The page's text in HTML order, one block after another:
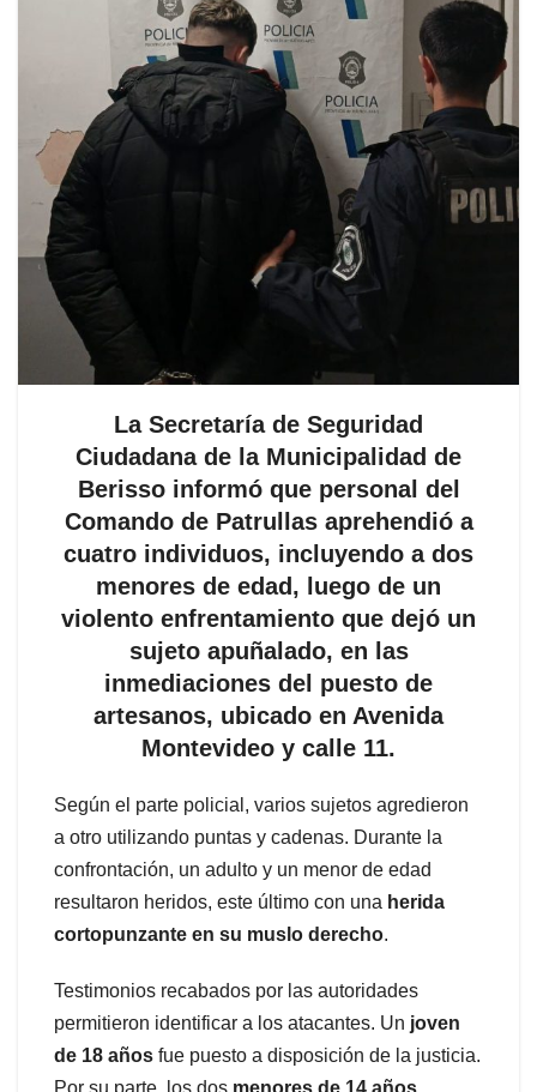
La Secretaría de Seguridad
Ciudadana de la Municipalidad de
Berisso informó que personal del
Comando de Patrullas aprehendió a
cuatro individuos, incluyendo a dos
menores de edad, luego de un
violento enfrentamiento que dejó un
sujeto apuñalado, en las
inmediaciones del puesto de
artesanos, ubicado en Avenida
Montevideo y calle 11.
Según el parte policial, varios sujetos agredieron
a otro utilizando puntas y cadenas. Durante la
confrontación, un adulto y un menor de edad
resultaron heridos, este último con una herida
cortopunzante en su muslo derecho.
Testimonios recabados por las autoridades
permitieron identificar a los atacantes. Un joven
de 18 años fue puesto a disposición de la justicia.